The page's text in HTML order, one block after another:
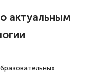
актуальным